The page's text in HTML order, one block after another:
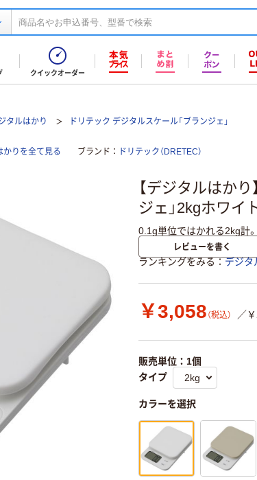
クイックオーダー
タルはかり ドリテック デジタルスケール「ブランジェ」
かりを全て見る ブランド ドリテック（DRETEC）
【デジタルはか
ジェ」2kgホワイ
0.1g単位ではかれる2kg計
レビューを書く
ランキングをみる デジタ
￥3,058 （税込） ／
販売単位：1個
タイプ
カラーを選択